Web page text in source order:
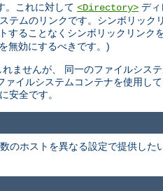
。これに対して <Directory> ディ
ムのリンクです。シンボリック
することなくシンボリックリンク
無効にするべきです。)
ませんが、 同一のファイルシス
イルシステムコンテナを使用し
安全です。
のホストを異なる設定で提供した